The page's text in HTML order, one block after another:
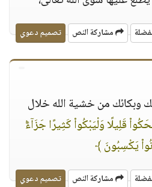
مشاركة النص تصميم دعوي
وبكائك من خشية الله خلال
قَلِيلًا وَلْيَبْكُوا۟ كَثِيرًا جَزَآءًۢ
يَكْسِبُونَ ﴾
مشاركة النص تصميم دعوي